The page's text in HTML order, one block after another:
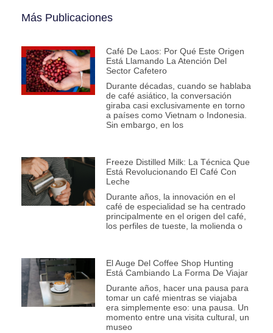
Más Publicaciones
Café De Laos: Por Qué Este Origen
Está Llamando La Atención Del
Sector Cafetero
Durante décadas, cuando se hablaba
de café asiático, la conversación
giraba casi exclusivamente en torno
a países como Vietnam o Indonesia.
Sin embargo, en los
Freeze Distilled Milk: La Técnica Que
Está Revolucionando El Café Con
Leche
Durante años, la innovación en el
café de especialidad se ha centrado
principalmente en el origen del café,
los perfiles de tueste, la molienda o
El Auge Del Coffee Shop Hunting
Está Cambiando La Forma De Viajar
Durante años, hacer una pausa para
tomar un café mientras se viajaba
era simplemente eso: una pausa. Un
momento entre una visita cultural, un
museo